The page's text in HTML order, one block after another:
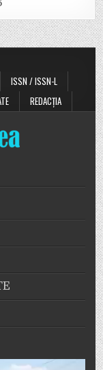
ISSN / ISSN-L
REDACȚIA